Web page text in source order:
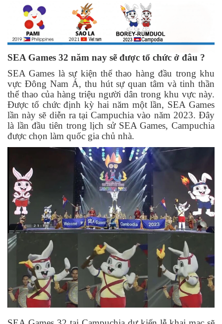
SEA Games 32 năm nay sẽ được tổ chức ở đâu ?
SEA Games là sự kiện thể thao hàng đầu trong khu
vực Đông Nam Á, thu hút sự quan tâm và tinh thần
thể thao của hàng triệu người dân trong khu vực này.
Được tổ chức định kỳ hai năm một lần, SEA Games
lần này sẽ diễn ra tại Campuchia vào năm 2023. Đây
là lần đầu tiên trong lịch sử SEA Games, Campuchia
được chọn làm quốc gia chủ nhà.